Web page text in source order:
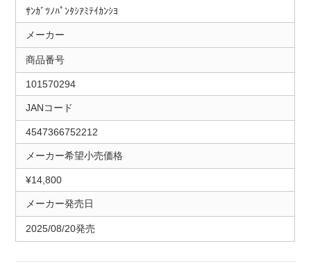
ｻﾝｶﾞﾂﾉﾊﾟﾝﾀｼｱﾐﾃｲｶﾝｼﾖ
メーカー
商品番号
101570294
JANコード
4547366752212
メーカー希望小売価格
¥14,800
メーカー発売日
2025/08/20発売